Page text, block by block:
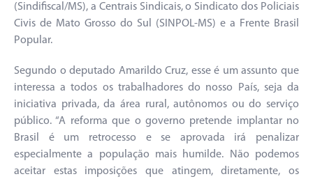
(Sindifiscal/MS), a Centrais Sindicais, o Sindicato dos Policiais
Civis de Mato Grosso do Sul (SINPOL-MS) e a Frente Brasil
Popular.
Segundo o deputado Amarildo Cruz, esse é um assunto que
interessa a todos os trabalhadores do nosso País, seja da
iniciativa privada, da área rural, autônomos ou do serviço
público. “A reforma que o governo pretende implantar no
Brasil é um retrocesso e se aprovada irá penalizar
especialmente a população mais humilde. Não podemos
aceitar estas imposições que atingem, diretamente, os